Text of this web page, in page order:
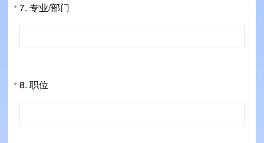
*7. 专业/部门
*8. 职位